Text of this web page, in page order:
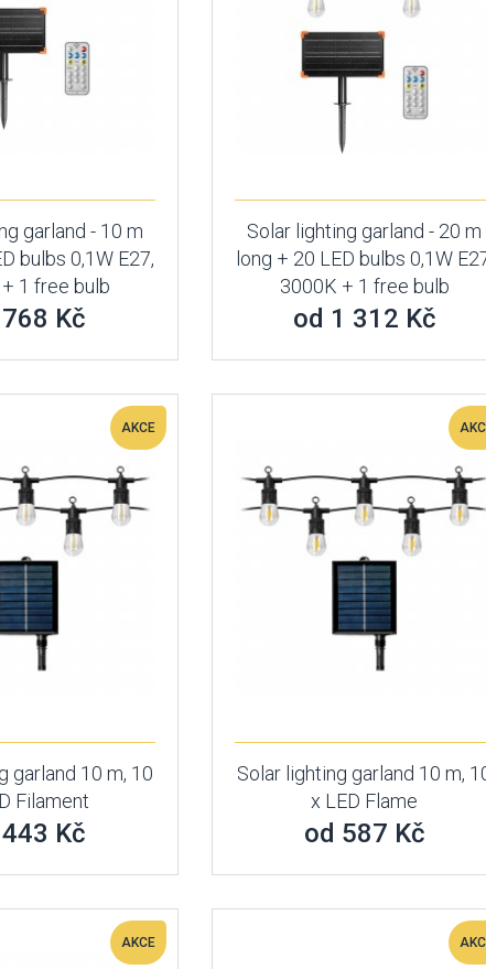
garland - 10 m
bulbs 0,1W E27,
1 free bulb
Kč
Solar lighting garland - 20 m
long + 20 LED bulbs 0,1W
3000K + 1 free bulb
od 1 312 Kč
AKCE
garland 10 m, 10
Filament
Kč
Solar lighting garland 10 m,
x LED Flame
od 587 Kč
AKCE